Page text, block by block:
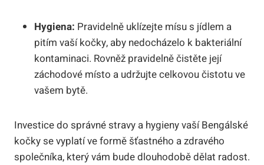
Hygiena: Pravidelně uklízejte mísu s jídlem⁤ a
pitím vaší kočky, aby nedocházelo k‌ bakteriální
kontaminaci. ‍Rovněž pravidelně ⁣čistěte její
záchodové místo a udržujte celkovou čistotu ve
vašem bytě.
Investice do ⁢správné stravy a hygieny‌ vaší Bengálské
kočky se vyplatí ve formě šťastného a zdravého⁣
společníka, který vám bude dlouhodobě‌ dělat radost.